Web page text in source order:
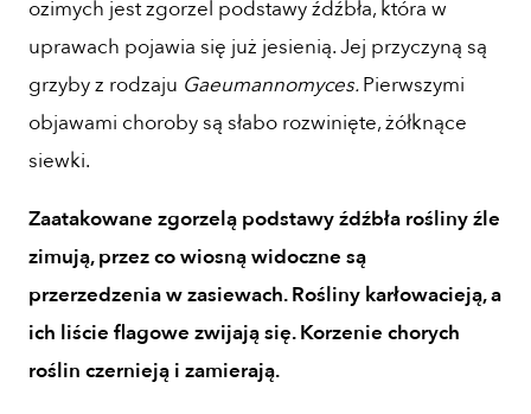
ozimych jest zgorzel podstawy źdźbła, która w
uprawach pojawia się już jesienią. Jej przyczyną są
grzyby z rodzaju Gaeumannomyces.Pierwszymi
objawami choroby są słabo rozwinięte, żółknące
siewki.
Zaatakowane zgorzelą podstawy źdźbła rośliny źle
zimują, przez co wiosną widoczne są
przerzedzenia w zasiewach. Rośliny karłowacieją, a
ich liście flagowe zwijają się. Korzenie chorych
roślin czernieją i zamierają.